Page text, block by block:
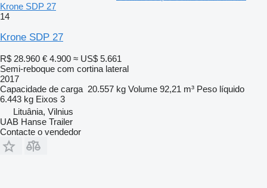
Krone SDP 27
14
Krone SDP 27
R$ 28.960 € 4.900 ≈ US$ 5.661
Semi-reboque com cortina lateral
2017
Capacidade de carga 20.557 kg Volume 92,21 m³ Peso líquido
6.443 kg Eixos 3
Lituânia, Vilnius
UAB Hanse Trailer
Contacte o vendedor